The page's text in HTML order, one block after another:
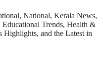
National, Kerala News,
Trends, Health &
Highlights, and the Latest in